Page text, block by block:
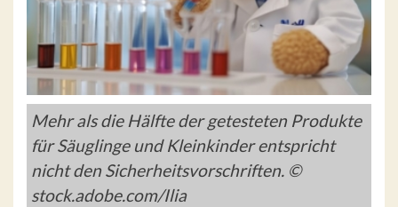
Mehr als die Hälfte der getesteten Produkte
für Säuglinge und Kleinkinder entspricht
nicht den Sicherheitsvorschriften. ©
stock.adobe.com/Ilia